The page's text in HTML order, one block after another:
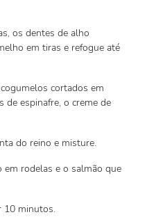
os dentes de alho
em tiras e refogue até
cortados em
de espinafre, o creme de
do reino e misture.
rodelas e o salmão que
10 minutos.